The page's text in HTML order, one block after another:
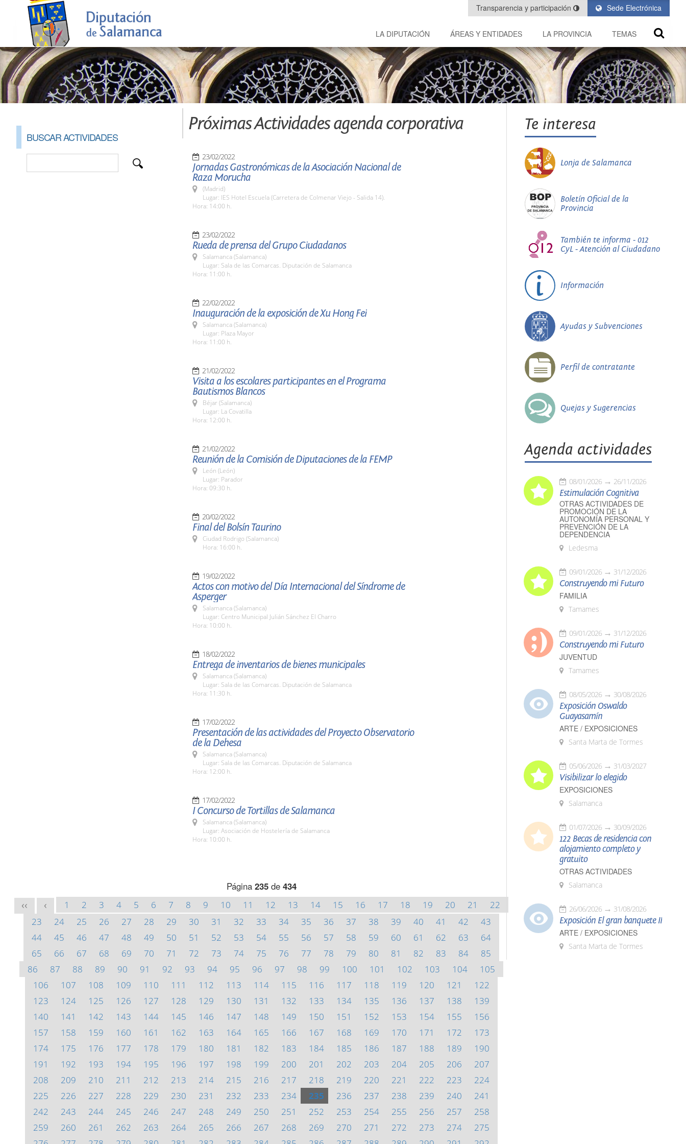
Sede Electrónica
Transparencia y participación
LA DIPUTACIÓN ÁREAS Y ENTIDADES LA PROVINCIA TEMAS
BUSCAR ACTIVIDADES
Próximas Actividades agenda corporativa
23/02/2022
Jornadas Gastronómicas de la Asociación Nacional de
Raza Morucha
(Madrid)
Lugar: IES Hotel Escuela (Carretera de Colmenar Viejo - Salida 14).
Hora: 14:00 h.
23/02/2022
Rueda de prensa del Grupo Ciudadanos
Salamanca (Salamanca)
Lugar: Sala de las Comarcas. Diputación de Salamanca
Hora: 11:00 h.
22/02/2022
Inauguración de la exposición de Xu Hong Fei
Salamanca (Salamanca)
Lugar: Plaza Mayor
Hora: 11:00 h.
21/02/2022
Visita a los escolares participantes en el Programa
Bautismos Blancos
Béjar (Salamanca)
Lugar: La Covatilla
Hora: 12:00 h.
21/02/2022
Reunión de la Comisión de Diputaciones de la FEMP
León (León)
Lugar: Parador
Hora: 09:30 h.
20/02/2022
Final del Bolsín Taurino
Ciudad Rodrigo (Salamanca)
Hora: 16:00 h.
19/02/2022
Actos con motivo del Día Internacional del Síndrome de
Asperger
Salamanca (Salamanca)
Lugar: Centro Municipal Julián Sánchez El Charro
Hora: 10:00 h.
18/02/2022
Entrega de inventarios de bienes municipales
Salamanca (Salamanca)
Lugar: Sala de las Comarcas. Diputación de Salamanca
Hora: 11:30 h.
17/02/2022
Presentación de las actividades del Proyecto Observatorio
de la Dehesa
Salamanca (Salamanca)
Lugar: Sala de las Comarcas. Diputación de Salamanca
Hora: 12:00 h.
17/02/2022
I Concurso de Tortillas de Salamanca
Salamanca (Salamanca)
Lugar: Asociación de Hostelería de Salamanca
Hora: 10:00 h.
Página 235de 434
<< < 1 2 3 4 5 6 7 8 9 10 11 12 13 14 15 16 17 18 19 20 21
22
23
24 25 26 27 28 29 30 31 32 33 34 35 36 37 38 39 40 41 42
43
44
45 46 47 48 49 50 51 52 53 54 55 56 57 58 59 60 61 62 63
64
65
66 67 68 69 70 71 72 73 74 75 76 77 78 79 80 81 82 83 84
85
86
87 88 89 90 91 92 93 94 95 96 97 98 99 100 101 102 103 104
105
106
107 108 109 110 111 112 113 114 115 116 117 118 119 120 121
122
123
124 125 126 127 128 129 130 131 132 133 134 135 136 137 138
139
140
141 142 143 144 145 146 147 148 149 150 151 152 153 154 155
156
157
158 159 160 161 162 163 164 165 166 167 168 169 170 171 172
173
174
175 176 177 178 179 180 181 182 183 184 185 186 187 188 189
190
191
192 193 194 195 196 197 198 199 200 201 202 203 204 205 206
207
208
209 210 211 212 213 214 215 216 217 218 219 220 221 222 223
224
225
226 227 228 229 230 231 232 233 234 235 236 237 238 239 240
241
242
243 244 245 246 247 248 249 250 251 252 253 254 255 256 257
258
259
260 261 262 263 264 265 266 267 268 269 270 271 272 273 274
275
Te interesa
Lonja de Salamanca
Boletín Oficial de la
Provincia
También te informa - 012
CyL - Atención al Ciudadano
Información
Ayudas y Subvenciones
Perfil de contratante
Quejas y Sugerencias
Agenda actividades
08/01/2026 26/11/2026
Estimulación Cognitiva
OTRAS ACTIVIDADES DE
PROMOCIÓN DE LA
AUTONOMÍA PERSONAL Y
PREVENCIÓN DE LA
DEPENDENCIA
Ledesma
09/01/2026 31/12/2026
Construyendo mi Futuro
FAMILIA
Tamames
09/01/2026 31/12/2026
Construyendo mi Futuro
JUVENTUD
Tamames
08/05/2026 30/08/2026
Exposición Oswaldo
Guayasamín
ARTE / EXPOSICIONES
Santa Marta de Tormes
05/06/2026 31/03/2027
Visibilizar lo elegido
EXPOSICIONES
Salamanca
01/07/2026 30/09/2026
122 Becas de residencia con
alojamiento completo y
gratuito
OTRAS ACTIVIDADES
Salamanca
26/06/2026 31/08/2026
Exposición El gran banquete II
ARTE / EXPOSICIONES
Santa Marta de Tormes